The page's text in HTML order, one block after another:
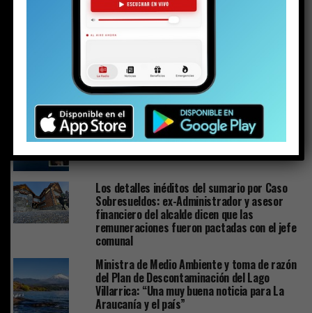
disponible en Android
Plan de Descontaminación del Lago Villarrica
sería publicado la próxima semana o en los
Los detalles inéditos del sumario por Caso
Sobresueldos: ex-Administrador y asesor
financiero del alcalde dicen que las
remuneraciones fueron pactadas con el jefe
comunal
Ministra de Medio Ambiente y toma de razón
del Plan de Descontaminación del Lago
Villarrica: “Una muy buena noticia para La
Araucanía y el país”